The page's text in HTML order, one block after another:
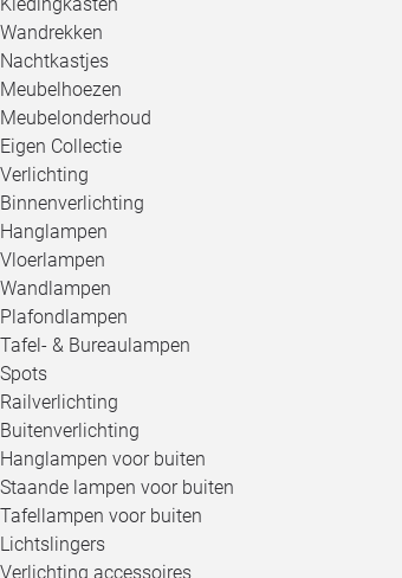
Wandrekken
Nachtkastjes
Meubelhoezen
Meubelonderhoud
Eigen Collectie
Verlichting
Binnenverlichting
Hanglampen
Vloerlampen
Wandlampen
Plafondlampen
Tafel- & Bureaulampen
Spots
Railverlichting
Buitenverlichting
Hanglampen voor buiten
Staande lampen voor buiten
Tafellampen voor buiten
Lichtslingers
Verlichting accessoires